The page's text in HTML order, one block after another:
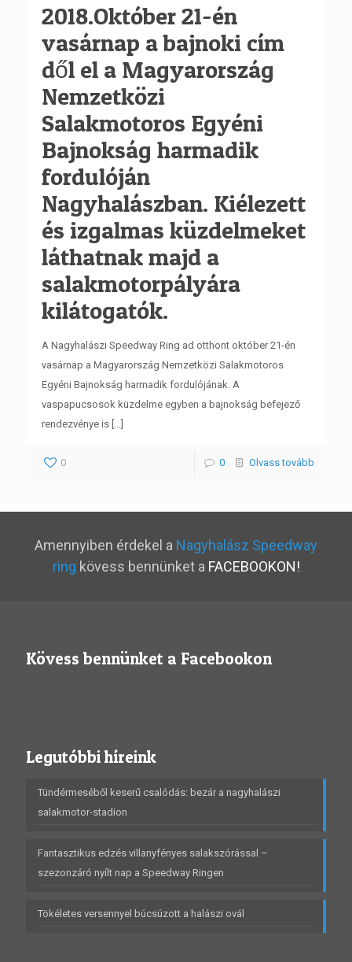
2018.Október 21-én
vasárnap a bajnoki cím
dől el a Magyarország
Nemzetközi
Salakmotoros Egyéni
Bajnokság harmadik
fordulóján
Nagyhalászban. Kiélezett
és izgalmas küzdelmeket
láthatnak majd a
salakmotorpályára
kilátogatók.
A Nagyhalászi Speedway Ring ad otthont október 21-én
vasárnap a Magyarország Nemzetközi Salakmotoros
Egyéni Bajnokság harmadik fordulójának. A
vaspapucsosok küzdelme egyben a bajnokság befejező
rendezvénye is
0 0 Olvass tovább
Amennyiben érdekel a Nagyhalász Speedway
ring kövess bennünket a FACEBOOKON!
Kövess bennünket a Facebookon
Legutóbbi híreink
Tündérmeséből keserű csalódás: bezár a nagyhalászi
salakmotor-stadion
Fantasztikus edzés villanyfényes salakszórással –
szezonzáró nyílt nap a Speedway Ringen
Tökéletes versennyel búcsúzott a halászi ovál